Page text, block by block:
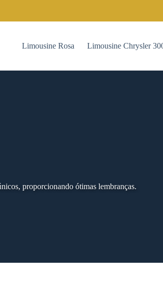
Limousine Rosa Limousine Chrysler
proporcionando ótimas lembranças.